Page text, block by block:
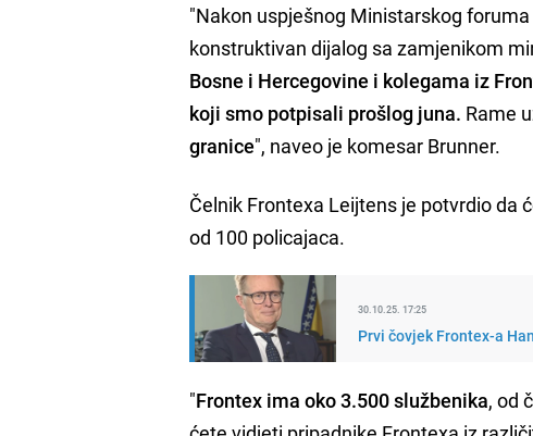
"Nakon uspješnog Ministarskog
konstruktivan dijalog sa zamjenikom
Bosne i Hercegovine i kolegama iz
koji smo potpisali prošlog juna. Rame
granice", naveo je komesar Brunner.
Čelnik Frontexa Leijtens je potvrdio da
od 100 policajaca.
30.10.25. 17:25
Prvi čovjek Frontex-a
"Frontex ima oko 3.500 službenika, od